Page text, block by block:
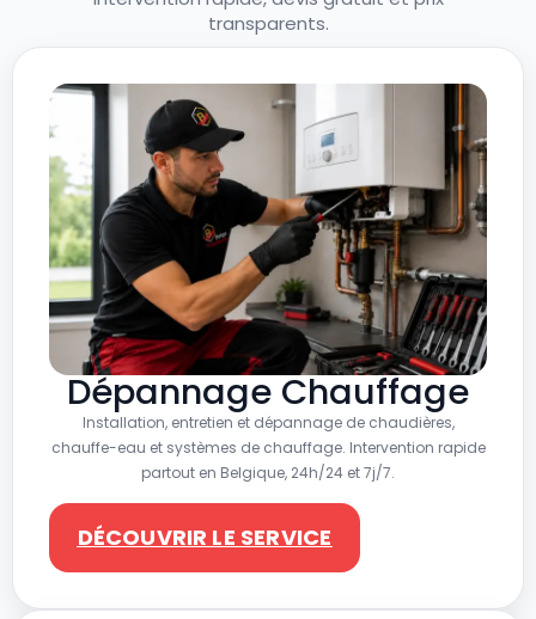
transparents.
Dépannage Chauffage
Installation, entretien et dépannage de chaudières,
chauffe-eau et systèmes de chauffage. Intervention rapide
partout en Belgique, 24h/24 et 7j/7.
DÉCOUVRIR LE SERVICE